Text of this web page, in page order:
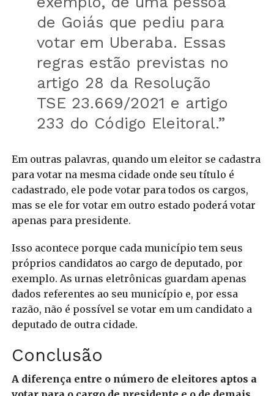
de Goiás que pediu para
votar em Uberaba. Essas
regras estão previstas no
artigo 28 da Resolução
TSE 23.669/2021 e artigo
233 do Código Eleitoral.”
Em outras palavras, quando um eleitor se cadastra
para votar na mesma cidade onde seu título é
cadastrado, ele pode votar para todos os cargos,
mas se ele for votar em outro estado poderá votar
apenas para presidente.
Isso acontece porque cada município tem seus
próprios candidatos ao cargo de deputado, por
exemplo. As urnas eletrônicas guardam apenas
dados referentes ao seu município e, por essa
razão, não é possível se votar em um candidato a
deputado de outra cidade.
Conclusão
A diferença entre o número de eleitores aptos a